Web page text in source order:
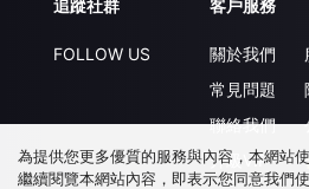
追蹤社群
FOLLOW US
客戶服務
關於我們
常見問題
聯絡我們
升級VIP
為提供您更多優質的服務與內容，本網站
繼續閱覽本網站內容，即表示您同意我們